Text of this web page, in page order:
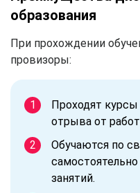
образования
При прохождении
провизоры:
Проходят
отрыва от
Обучаются по
занятий.